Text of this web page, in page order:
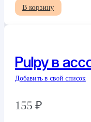
В корзину
Pulpy в
Добавить в свой список
155 ₽